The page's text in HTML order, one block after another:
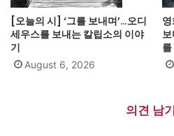
[오늘의 시] ‘그를 보내며’…오디
세우스를 보내는 칼립소의 이야
기
August 6, 2026
의견 남